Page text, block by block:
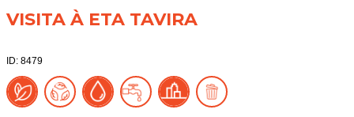
VISITA À ETA TAVIRA
ID: 8479